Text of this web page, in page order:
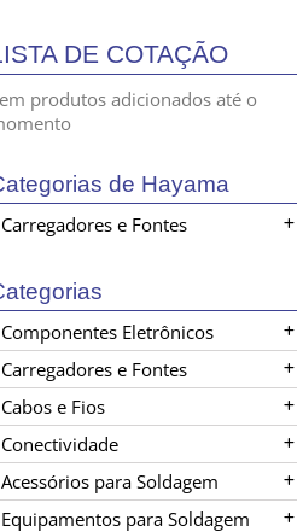
DE COTAÇÃO
produtos adicionados até o
de Hayama
Carregadores e Fontes
Componentes Eletrônicos
Carregadores e Fontes
Cabos e Fios
Conectividade
Acessórios para Soldagem
Equipamentos para Soldagem